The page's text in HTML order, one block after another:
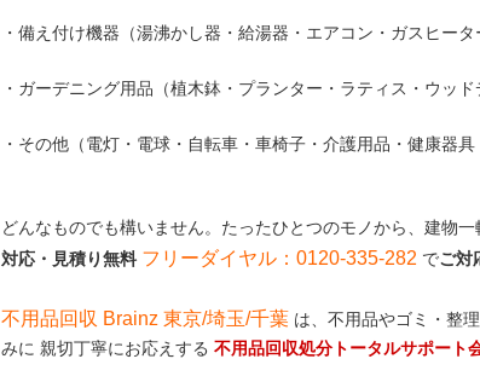
・備え付け機器（湯沸かし器・給湯器・エアコン・ガスヒータ
・ガーデニング用品（植木鉢・プランター・ラティス・ウッ
・その他（電灯・電球・自転車・車椅子・介護用品・健康器具
どんなものでも構いません。たったひとつのモノから、建物一
対応・見積り無料 フリーダイヤル：0120-335-282 でご対
不用品回収 Brainz 東京/埼玉/千葉 は、不用品やゴミ・整
みに 親切丁寧にお応えする 不用品回収処分トータルサポート